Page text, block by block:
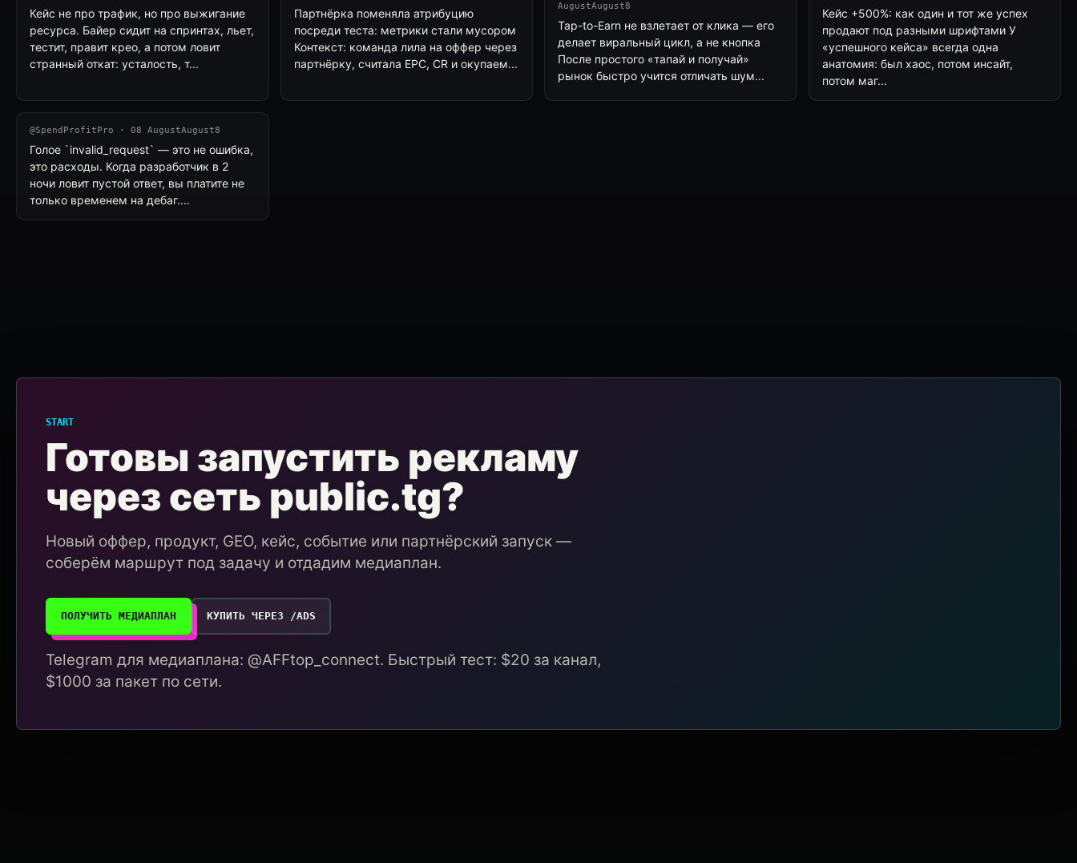
Кейс не про трафик, но про выжигание
ресурса. Байер сидит на спринтах, льет,
тестит, правит крео, а потом ловит
странный откат: усталость, т...
Партнёрка поменяла атрибуцию
посреди теста: метрики стали мусором
Контекст: команда лила на оффер через
партнёрку, считала EPC, CR и окупаем...
AugustAugust8
Tap-to-Earn не взлетает от клика — его
делает виральный цикл, а не кнопка
После простого «тапай и получай»
рынок быстро учится отличать шум...
Кейс +500%: как один и тот же успех
продают под разными шрифтами У
«успешного кейса» всегда одна
анатомия: был хаос, потом инсайт,
потом маг...
@SpendProfitPro · 08 AugustAugust8
Голое `invalid_request` — это не ошибка,
это расходы. Когда разработчик в 2
ночи ловит пустой ответ, вы платите не
только временем на дебаг....
START
Готовы запустить рекламу
через сеть public.tg?
Новый оффер, продукт, GEO, кейс, событие или партнёрский запуск —
соберём маршрут под задачу и отдадим медиаплан.
ПОЛУЧИТЬ МЕДИАПЛАН КУПИТЬ ЧЕРЕЗ /ADS
Telegram для медиаплана: @AFFtop_connect. Быстрый тест: $20 за канал,
$1000 за пакет по сети.